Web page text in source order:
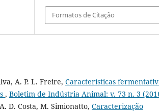
Formatos de Citação
A. P. L. Freire, Características
, Boletim de Indústria Animal: v. 73 n. 3
D. Costa, M. Simionatto, Caracterização